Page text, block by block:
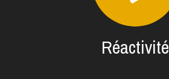
Réactivité